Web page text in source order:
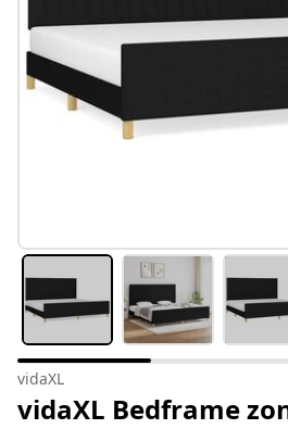
vidaXL
vidaXL Bedframe